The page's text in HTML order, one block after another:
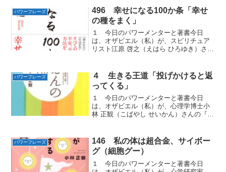
「パワーフレーズ」...
パワーフレーズ
496 幸せになる100か条「幸せ
の種をまく」
１ 今日のパワーメンターと著書今日
は、オザビエル（私）が、スピリチュア
リスト江原 啓之（えはら ひろゆき）さん
お届けします。２ 「情けは人のためな
らず」「情けは人の...
パワーフレーズ
４ 生きる王道「投げかけると返
ってくる」
１ 今日のパワーメンターと著書今日
は、オザビエル（私）が、心理学博士小
林 正観（こばやし せいかん）さんの『ご
をお届けします。２ 「私は自殺したい
んです」 「私は自殺し...
パワーフレーズ
146 私の体は超合金、サイボー
グ（細胞グー）
１ 今日のパワーメンターと著書今日